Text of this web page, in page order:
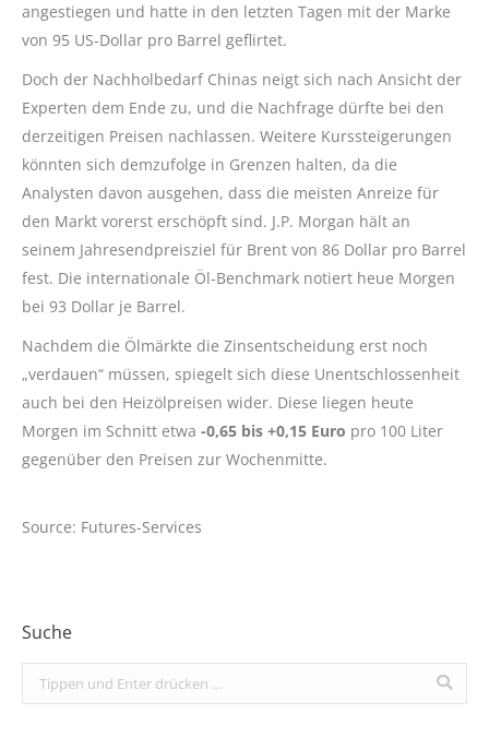
angestiegen und hatte in den letzten Tagen mit der Marke
von 95 US-Dollar pro Barrel geflirtet.
Doch der Nachholbedarf Chinas neigt sich nach Ansicht der
Experten dem Ende zu, und die Nachfrage dürfte bei den
derzeitigen Preisen nachlassen. Weitere Kurssteigerungen
könnten sich demzufolge in Grenzen halten, da die
Analysten davon ausgehen, dass die meisten Anreize für
den Markt vorerst erschöpft sind. J.P. Morgan hält an
seinem Jahresendpreisziel für Brent von 86 Dollar pro Barrel
fest. Die internationale Öl-Benchmark notiert heue Morgen
bei 93 Dollar je Barrel.
Nachdem die Ölmärkte die Zinsentscheidung erst noch
„verdauen“ müssen, spiegelt sich diese Unentschlossenheit
auch bei den Heizölpreisen wider. Diese liegen heute
Morgen im Schnitt etwa -0,65 bis +0,15 Euro pro 100 Liter
gegenüber den Preisen zur Wochenmitte.
Source: Futures-Services
Suche
Search: